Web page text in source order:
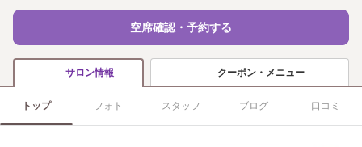
空席確認・予約する
サロン情報 クーポン・メニュー
トップ フォト スタッフ ブログ 口コミ